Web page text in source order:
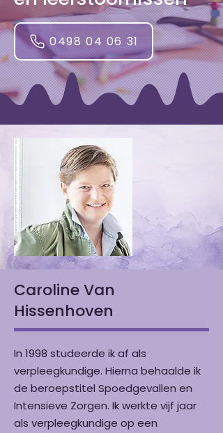
0498 04 06 31
Caroline Van
Hissenhoven
In 1998 studeerde ik af als
verpleegkundige. Hierna behaalde ik
de beroepstitel Spoedgevallen en
Intensieve Zorgen. Ik werkte vijf jaar
als verpleegkundige op een